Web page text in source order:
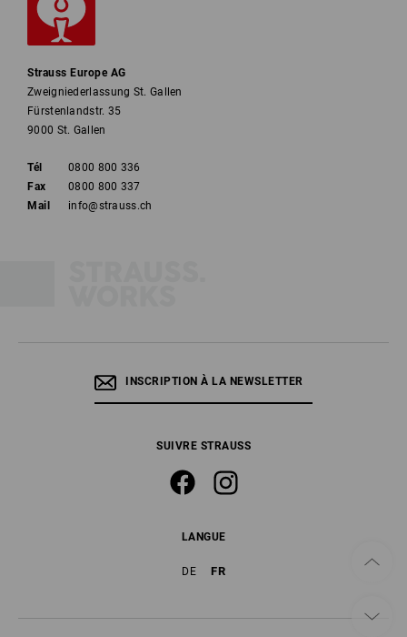
Strauss Europe AG
Zweigniederlassung St. Gallen
Fürstenlandstr. 35
9000 St. Gallen
Tél
0800 800 336
Fax
0800 800 337
Mail
info@strauss.ch
INSCRIPTION À LA NEWSLETTER
SUIVRE STRAUSS
LANGUE
DE FR